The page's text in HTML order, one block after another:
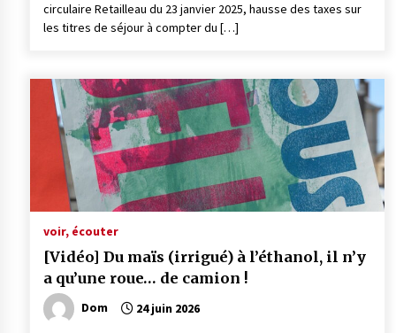
circulaire Retailleau du 23 janvier 2025, hausse des taxes sur
les titres de séjour à compter du […]
voir, écouter
[Vidéo] Du maïs (irrigué) à l’éthanol, il n’y
a qu’une roue… de camion !
Dom 24 juin 2026